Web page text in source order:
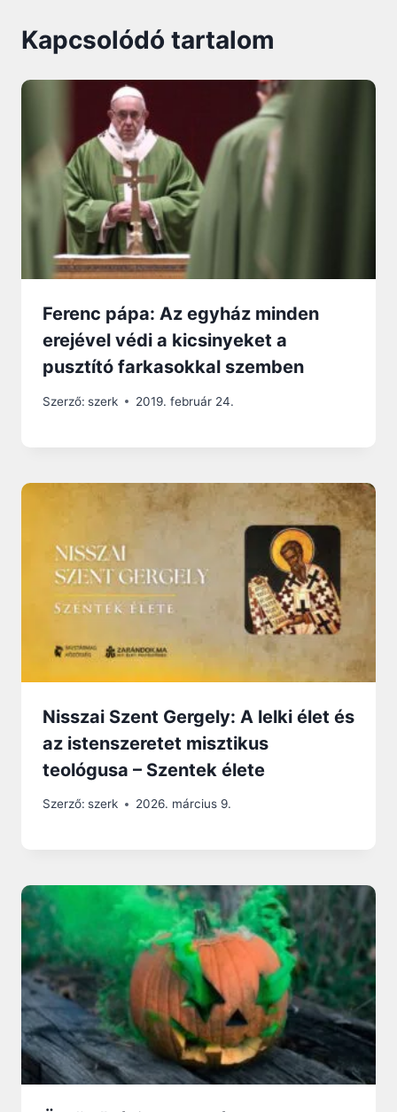
Kapcsolódó tartalom
Ferenc pápa: Az egyház minden
erejével védi a kicsinyeket a
pusztító farkasokkal szemben
Szerző: szerk 2019. február 24.
Nisszai Szent Gergely: A lelki élet és
az istenszeretet misztikus
teológusa – Szentek élete
Szerző: szerk 2026. március 9.